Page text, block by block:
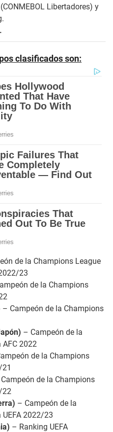
Libertadores) y
clasificados son:
de la Champions League
23
de la Champions
– Campeón de la Champions
– Campeón de la
AFC 2022
de la Champions
de la Champions
22
– Campeón de la
2022/23
– Ranking UEFA